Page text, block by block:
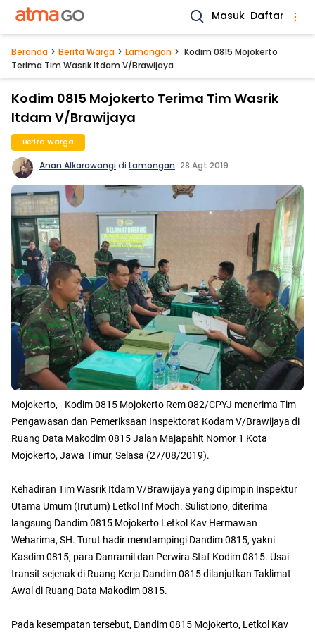
Masuk Daftar
Beranda Berita Warga Lamongan
Kodim 0815 Mojokerto
Terima Tim Wasrik Itdam V/Brawijaya
Kodim 0815 Mojokerto Terima Tim Wasrik
Itdam V/Brawijaya
Berita Warga
Anan Alkarawangidi Lamongan. 28 Agt 2019
Mojokerto, - Kodim 0815 Mojokerto Rem 082/CPYJ menerima Tim
Pengawasan dan Pemeriksaan Inspektorat Kodam V/Brawijaya di
Ruang Data Makodim 0815 Jalan Majapahit Nomor 1 Kota
Mojokerto, Jawa Timur, Selasa (27/08/2019).
Kehadiran Tim Wasrik Itdam V/Brawijaya yang dipimpin Inspektur
Utama Umum (Irutum) Letkol Inf Moch. Sulistiono, diterima
langsung Dandim 0815 Mojokerto Letkol Kav Hermawan
Weharima, SH. Turut hadir mendampingi Dandim 0815, yakni
Kasdim 0815, para Danramil dan Perwira Staf Kodim 0815. Usai
transit sejenak di Ruang Kerja Dandim 0815 dilanjutkan Taklimat
Awal di Ruang Data Makodim 0815.
Pada kesempatan tersebut, Dandim 0815 Mojokerto, Letkol Kav